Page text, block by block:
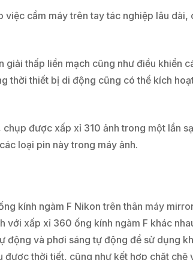
cầm máy trên tay tác nghiệp lâu
thấp liền mạch cũng như điều khiển
thời thiết bị di động cũng có thể kích
được xấp xỉ 310 ảnh trong một lần
loại pin này trong máy ảnh.
kính ngàm F Nikon trên thân máy
xấp xỉ 360 ống kính ngàm F khác
động và phơi sáng tự động để sử dụng
thời tiết, cũng như kết hợp chặt